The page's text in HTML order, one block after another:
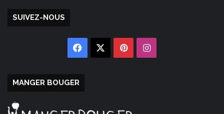
SUIVEZ-NOUS
Facebook PinterestInstagram
MANGER BOUGER